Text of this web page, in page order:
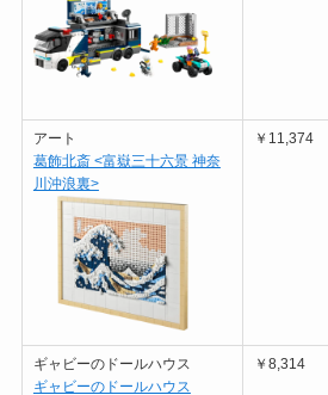
アート
葛飾北斎 <富嶽三十六景 神奈
川沖浪裏>
￥11,374
ギャビーのドールハウス
ギャビーのドールハウス
￥8,314